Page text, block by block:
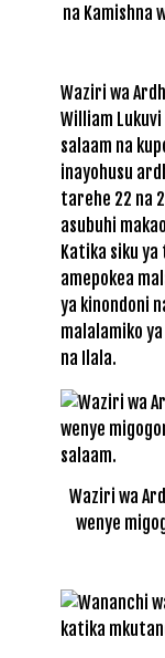
na Kamishna
Waziri wa
William
salaam na
inayohusu
tarehe 22 na
asubuhi
Katika siku
amepokea
ya kinondoni
malalamiko
na Ilala.
Waziri wa
wenye